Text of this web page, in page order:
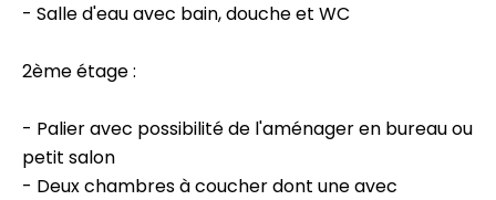
- Salle d'eau avec bain, douche et WC
2ème étage :
- Palier avec possibilité de l'aménager en bureau ou
petit salon
- Deux chambres à coucher dont une avec